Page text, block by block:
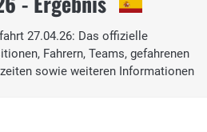
27.04.26: Das offizielle
Fahrern, Teams, gefahrenen
sowie weiteren Informationen